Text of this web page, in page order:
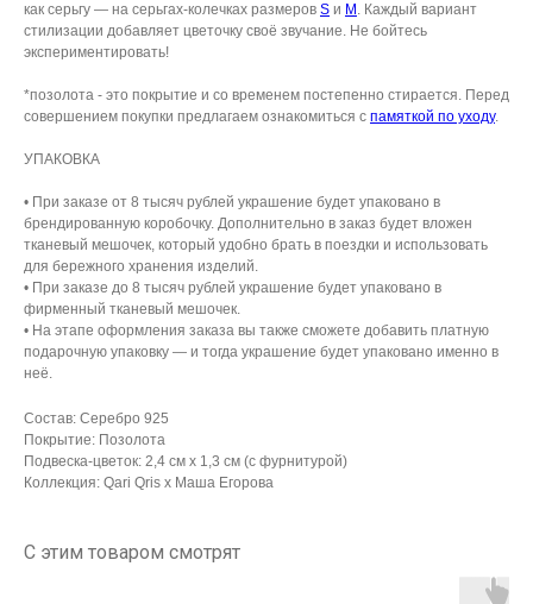
как серьгу — на серьгах-колечках размеров S и M . Каждый вариант
стилизации добавляет цветочку своё звучание. Не бойтесь
экспериментировать!
*позолота - это покрытие и со временем постепенно стирается. Перед
совершением покупки предлагаем ознакомиться с памяткой по уходу.
УПАКОВКА
• При заказе от 8 тысяч рублей украшение будет упаковано в
брендированную коробочку. Дополнительно в заказ будет вложен
тканевый мешочек, который удобно брать в поездки и использовать
для бережного хранения изделий.
• При заказе до 8 тысяч рублей украшение будет упаковано в
фирменный тканевый мешочек.
• На этапе оформления заказа вы также сможете добавить платную
подарочную упаковку — и тогда украшение будет упаковано именно в
неё.
Состав: Серебро 925
Покрытие: Позолота
Подвеска-цветок: 2,4 см х 1,3 см (с фурнитурой)
Коллекция: Qari Qris x Маша Егорова
С этим товаром смотрят
ОПЛАТА И ДОСТАВКА
МАНИФЕСТ
АРХИВНЫЙ СЕЙЛ